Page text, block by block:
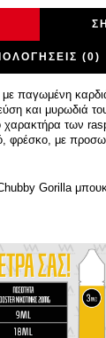
(0)
παγωμένη
και μυρωδιά
χαρακτήρα των
φρέσκο, με
Gorilla